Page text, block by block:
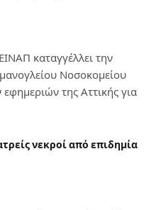
καταγγέλλει την
Νοσοκομείου
της Αττικής για
νεκροί από επιδημία